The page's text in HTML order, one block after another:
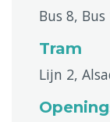
Bus 8,
Tram
Lijn 2,